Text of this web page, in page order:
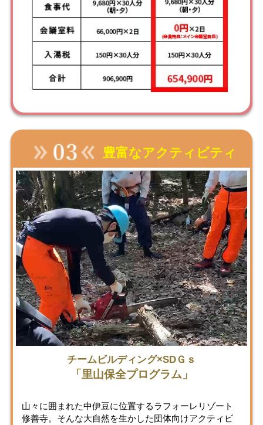
豊富なアクティビティ
チームビルディング×SDＧｓ
「里山保全プログラム」
山々に囲まれた中伊豆に位置するラフォーレリゾート
修善寺。そんな大自然を生かした団体向けアクティビ